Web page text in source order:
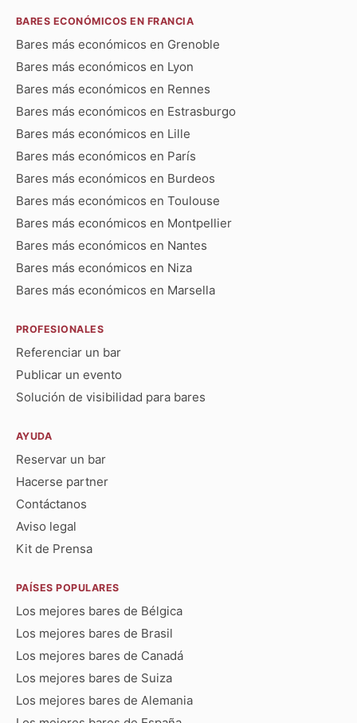
BARES ECONÓMICOS EN FRANCIA
Bares más económicos en Grenoble
Bares más económicos en Lyon
Bares más económicos en Rennes
Bares más económicos en Estrasburgo
Bares más económicos en Lille
Bares más económicos en París
Bares más económicos en Burdeos
Bares más económicos en Toulouse
Bares más económicos en Montpellier
Bares más económicos en Nantes
Bares más económicos en Niza
Bares más económicos en Marsella
PROFESIONALES
Referenciar un bar
Publicar un evento
Solución de visibilidad para bares
AYUDA
Reservar un bar
Hacerse partner
Contáctanos
Aviso legal
Kit de Prensa
PAÍSES POPULARES
Los mejores bares de Bélgica
Los mejores bares de Brasil
Los mejores bares de Canadá
Los mejores bares de Suiza
Los mejores bares de Alemania